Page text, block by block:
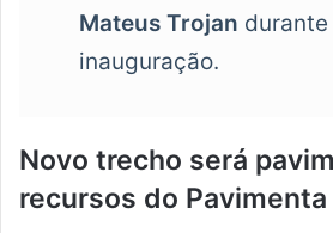
Mateus Trojan durante
inauguração.
Novo trecho será
recursos do Pavimenta